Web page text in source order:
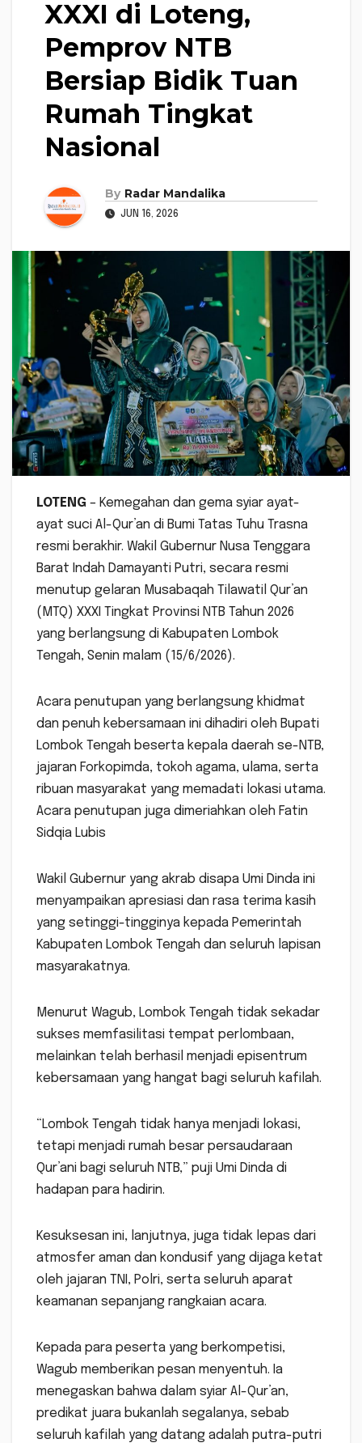
XXXI di Loteng,
Pemprov NTB
Bersiap Bidik Tuan
Rumah Tingkat
Nasional
By Radar Mandalika
JUN 16, 2026
LOTENG – Kemegahan dan gema syiar ayat-
ayat suci Al-Qur’an di Bumi Tatas Tuhu Trasna
resmi berakhir. Wakil Gubernur Nusa Tenggara
Barat Indah Damayanti Putri, secara resmi
menutup gelaran Musabaqah Tilawatil Qur’an
(MTQ) XXXI Tingkat Provinsi NTB Tahun 2026
yang berlangsung di Kabupaten Lombok
Tengah, Senin malam (15/6/2026).
Acara penutupan yang berlangsung khidmat
dan penuh kebersamaan ini dihadiri oleh Bupati
Lombok Tengah beserta kepala daerah se-NTB,
jajaran Forkopimda, tokoh agama, ulama, serta
ribuan masyarakat yang memadati lokasi utama.
Acara penutupan juga dimeriahkan oleh Fatin
Sidqia Lubis
Wakil Gubernur yang akrab disapa Umi Dinda ini
menyampaikan apresiasi dan rasa terima kasih
yang setinggi-tingginya kepada Pemerintah
Kabupaten Lombok Tengah dan seluruh lapisan
masyarakatnya.
Menurut Wagub, Lombok Tengah tidak sekadar
sukses memfasilitasi tempat perlombaan,
melainkan telah berhasil menjadi episentrum
kebersamaan yang hangat bagi seluruh kafilah.
“Lombok Tengah tidak hanya menjadi lokasi,
tetapi menjadi rumah besar persaudaraan
Qur’ani bagi seluruh NTB,” puji Umi Dinda di
hadapan para hadirin.
Kesuksesan ini, lanjutnya, juga tidak lepas dari
atmosfer aman dan kondusif yang dijaga ketat
oleh jajaran TNI, Polri, serta seluruh aparat
keamanan sepanjang rangkaian acara.
Kepada para peserta yang berkompetisi,
Wagub memberikan pesan menyentuh. Ia
menegaskan bahwa dalam syiar Al-Qur’an,
predikat juara bukanlah segalanya, sebab
seluruh kafilah yang datang adalah putra-putri